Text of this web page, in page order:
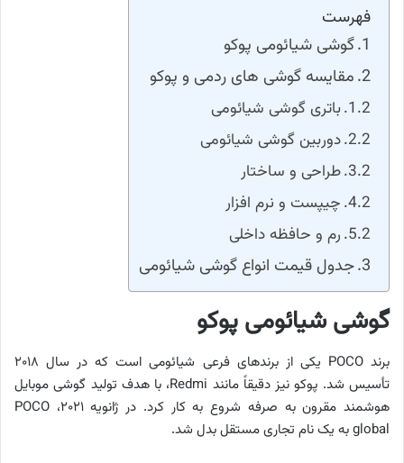
فهرست
گوشی شیائومی پوکو
مقایسه گوشی های ردمی و پوکو
باتری گوشی شیائومی
دوربین گوشی شیائومی
طراحی و ساختار
چیپست و نرم افزار
رم و حافظه داخلی
جدول قیمت انواع گوشی شیائومی
گوشی شیائومی پوکو
برند POCO یکی از برندهای فرعی شیائومی است که در سال ۲۰۱۸
تأسیس شد. پوکو نیز دقیقاً مانند Redmi، با هدف تولید گوشی موبایل
هوشمند مقرون به صرفه شروع به کار کرد. در ژانویه ۲۰۲۱، POCO
global به یک نام تجاری مستقل بدل شد.